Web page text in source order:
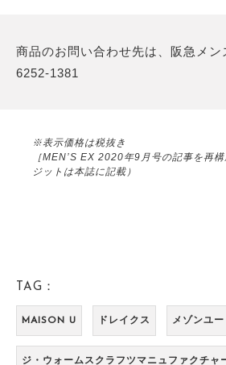
商品のお問い合わせ先は、阪急メ
6252-1381
※表示価格は税抜き
［MEN’S EX 2020年9月号の記事を再
ジットは本誌に記載）
TAG：
MAISON U ドレイクス メゾンユー
ジ・ウォームスクラフツマニュファクチャ